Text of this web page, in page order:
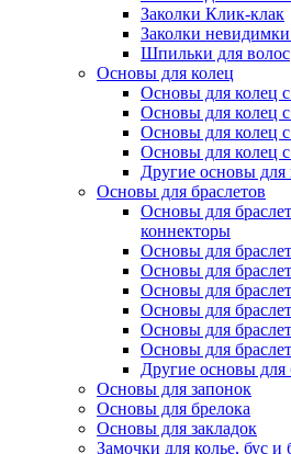
Заколки Клик-клак
Заколки
Шпильки для волос
Основы для колец
Основы для колец
Основы для колец
Основы для колец
Основы для колец
Другие основы для
Основы для браслетов
Основы для
коннекторы
Основы для
Основы для
Основы для
Основы для
Основы для
Основы для
Другие основы для
Основы для запонок
Основы для брелока
Основы для закладок
Замочки для колье, бус и